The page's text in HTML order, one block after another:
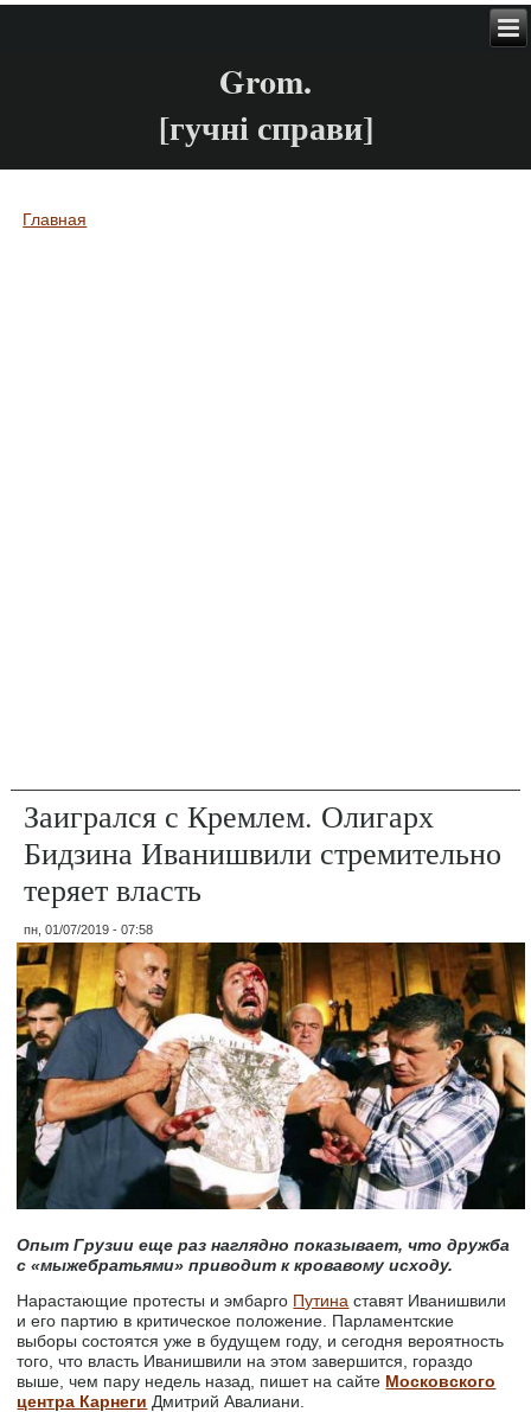
Grom.
[гучні справи]
Вы здесь
Главная
Заигрался с Кремлем. Олигарх
Бидзина Иванишвили стремительно
теряет власть
пн, 01/07/2019 - 07:58
Опыт Грузии еще раз наглядно показывает, что дружба
с «мыжебратьями» приводит к кровавому исходу.
Нарастающие протесты и эмбарго Путина ставят Иванишвили
и его партию в критическое положение. Парламентские
выборы состоятся уже в будущем году, и сегодня вероятность
того, что власть Иванишвили на этом завершится, гораздо
выше, чем пару недель назад, пишет на сайте Московского
центра Карнеги Дмитрий Авалиани.